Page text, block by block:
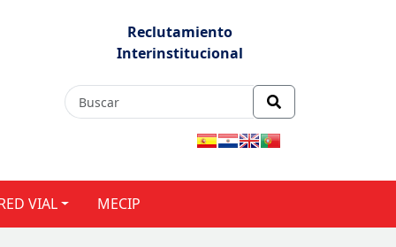
Reclutamiento
Interinstitucional
VIAL MECIP